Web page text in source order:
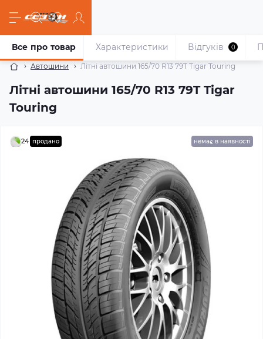
Автошини Літні автошини 165/70 R13 79T Tigar Touring
Літні автошини 165/70 R13 79T Tigar
Touring
Все про товар Характеристики Відгуків 0
24 продано немає в наявності